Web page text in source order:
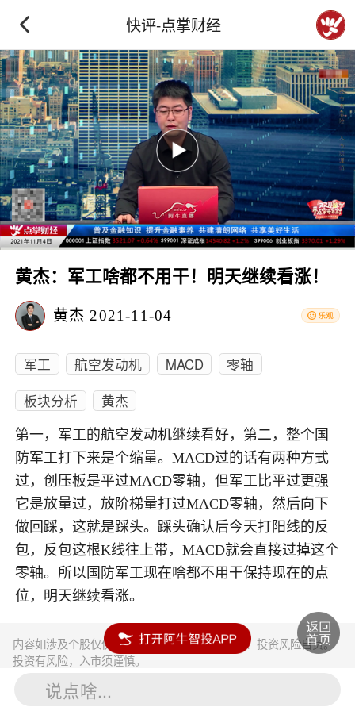
快评-点掌财经
黄杰：军工啥都不用干！明天继续看涨！
黄杰 2021-11-04
军工 航空发动机 MACD
零轴
板块分析
黄杰
第一，军工的航空发动机继续看好，第二，整个国
防军工打下来是个缩量。MACD过的话有两种方式
过，创压板是平过MACD零轴，但军工比平过更强
它是放量过，放阶梯量打过MACD零轴，然后向下
做回踩，这就是踩头。踩头确认后今天打阳线的反
包，反包这根K线往上带，MACD就会直接过掉这个
零轴。所以国防军工现在啥都不用干保持现在的点
位，明天继续看涨。
内容如涉及个股仅供参考，不构成任何投资建议！投资风险自负。
投资有风险，入市须谨慎。
说点啥...